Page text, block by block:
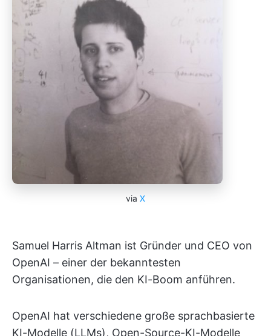
via X
Samuel Harris Altman ist Gründer und CEO von
OpenAI – einer der bekanntesten
Organisationen, die den KI-Boom anführen.
OpenAI hat verschiedene große sprachbasierte
KI-Modelle (LLMs), Open-Source-KI-Modelle